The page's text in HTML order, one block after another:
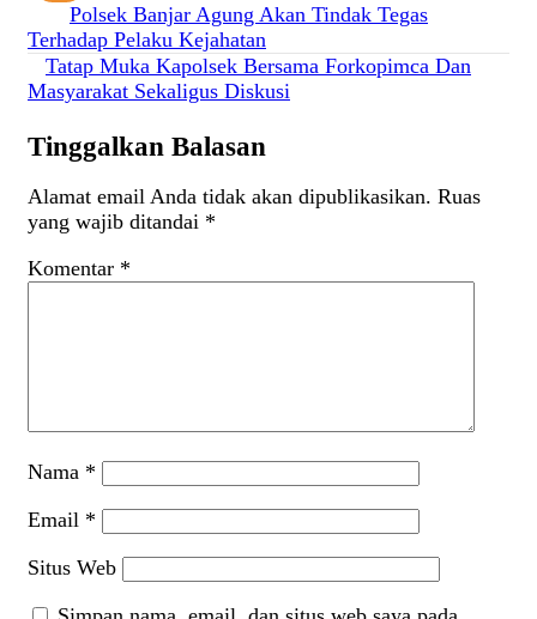
Navigasi
pos
Polsek Banjar Agung Akan Tindak Tegas
Terhadap Pelaku Kejahatan
Tatap Muka Kapolsek Bersama Forkopimca Dan
Masyarakat Sekaligus Diskusi
Tinggalkan Balasan
Alamat email Anda tidak akan dipublikasikan. Ruas
yang wajib ditandai *
Komentar *
Nama *
Email *
Situs Web